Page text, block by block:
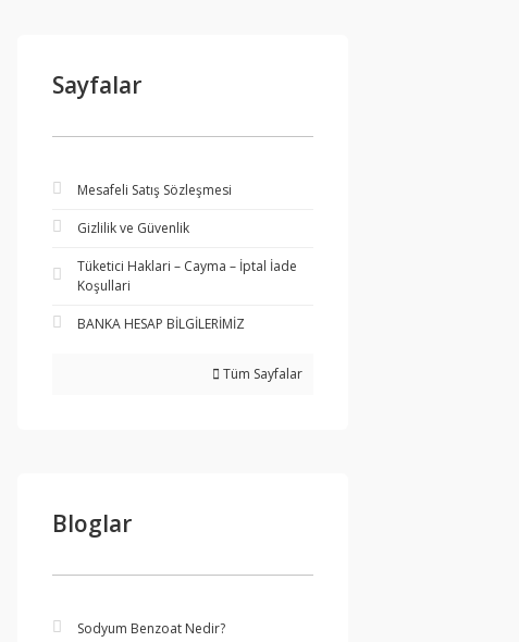
Sayfalar
Mesafeli Satış Sözleşmesi
Gizlilik ve Güvenlik
Tüketici Haklari – Cayma – İptal İade
Koşullari
BANKA HESAP BİLGİLERİMİZ
Tüm Sayfalar
Bloglar
Sodyum Benzoat Nedir?